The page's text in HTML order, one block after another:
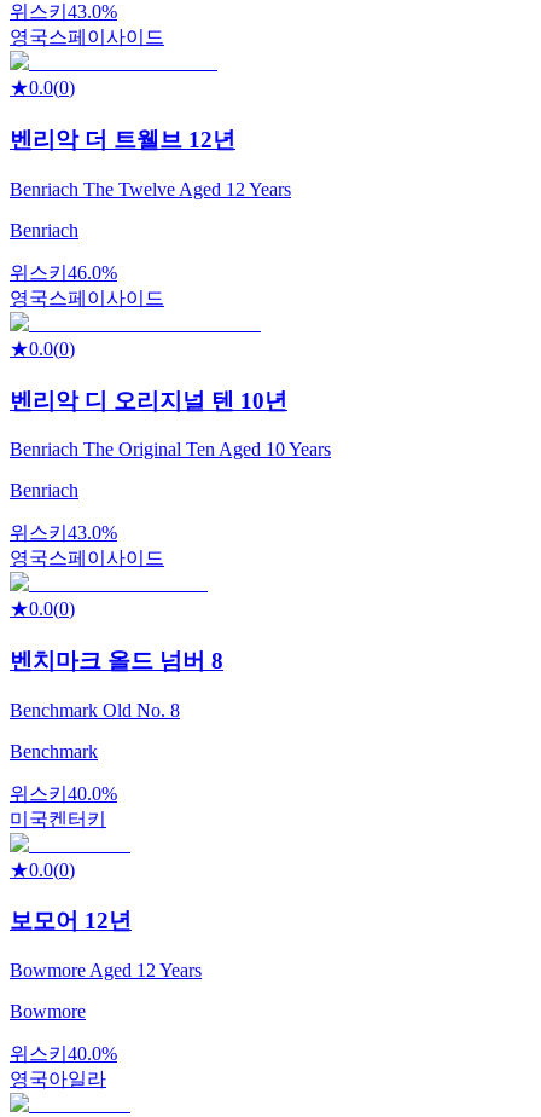
위스키 43.0%
영국스페이사이드
★0.0(0)
벤리악 더 트웰브 12년
Benriach The Twelve Aged 12 Years
Benriach
위스키 46.0%
영국스페이사이드
★0.0(0)
벤리악 디 오리지널 텐 10년
Benriach The Original Ten Aged 10 Years
Benriach
위스키 43.0%
영국스페이사이드
★0.0(0)
벤치마크 올드 넘버 8
Benchmark Old No. 8
Benchmark
위스키 40.0%
미국켄터키
★0.0(0)
보모어 12년
Bowmore Aged 12 Years
Bowmore
위스키 40.0%
영국아일라